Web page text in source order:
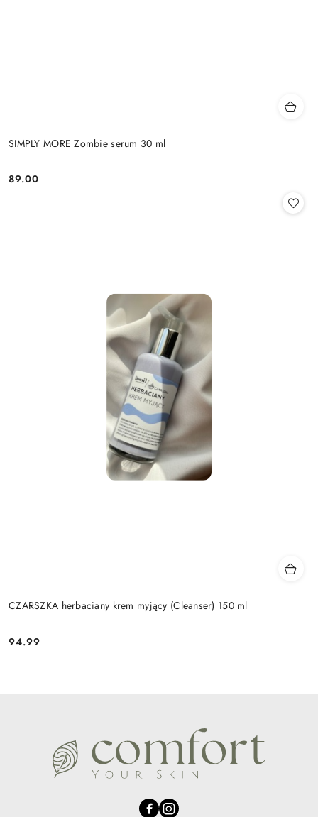
SIMPLY MORE Zombie serum 30 ml
Cena:
89.00
CZARSZKA herbaciany krem myjący (Cleanser) 150 ml
Cena:
94.99